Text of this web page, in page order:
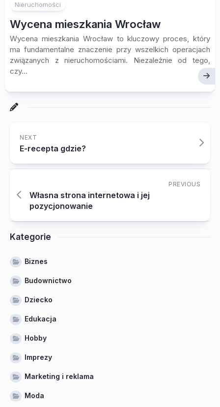
Nieruchomości
Wycena mieszkania Wrocław
Wycena mieszkania Wrocław to kluczowy proces, który
ma fundamentalne znaczenie przy wszelkich operacjach
związanych z nieruchomościami. Niezależnie od tego,
czy...
NEXT
E-recepta gdzie?
PREVIOUS
Własna strona internetowa i jej
pozycjonowanie
Kategorie
Biznes
Budownictwo
Dziecko
Edukacja
Hobby
Imprezy
Marketing i reklama
Moda